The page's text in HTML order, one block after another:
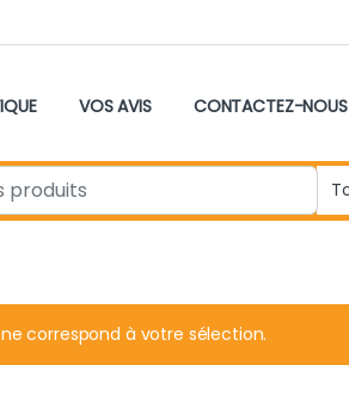
VOS AVIS CONTACTEZ-NOUS
correspond à votre sélection.